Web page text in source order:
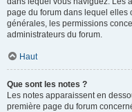
page du forum dans lequel elles
générales, les permissions
administrateurs du forum.
Haut
Que sont les notes ?
Les notes apparaissent en
première page du forum